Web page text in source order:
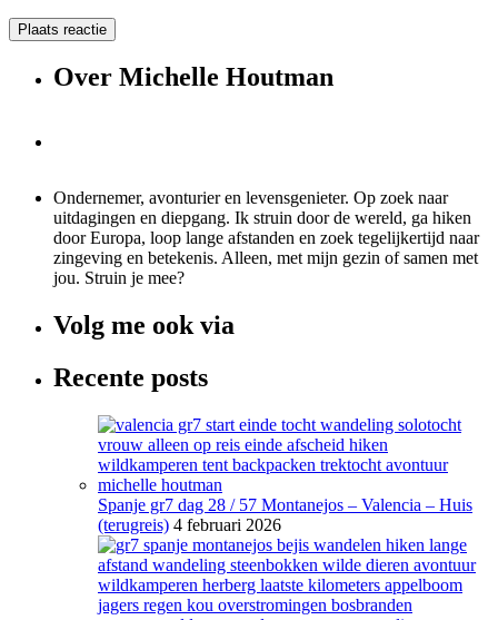
Over Michelle Houtman
Ondernemer, avonturier en levensgenieter. Op zoek naar
uitdagingen en diepgang. Ik struin door de wereld, ga hiken
door Europa, loop lange afstanden en zoek tegelijkertijd naar
zingeving en betekenis. Alleen, met mijn gezin of samen met
jou. Struin je mee?
Volg me ook via
Recente posts
Spanje gr7 dag 28 / 57 Montanejos – Valencia – Huis
(terugreis) 4 februari 2026